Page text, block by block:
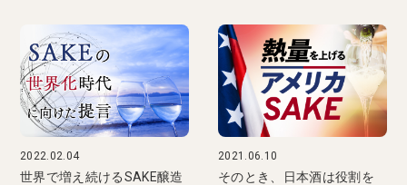
2022.02.04
世界で増え続けるSAKE醸造
2021.06.10
そのとき、日本酒は役割を